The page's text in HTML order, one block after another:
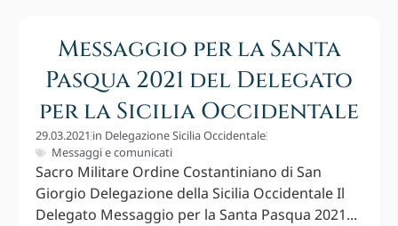
Messaggio per la Santa
Pasqua 2021 del Delegato
per la Sicilia Occidentale
29.03.2021 in Delegazione Sicilia Occidentale
Messaggi e comunicati
Sacro Militare Ordine Costantiniano di San
Giorgio Delegazione della Sicilia Occidentale Il
Delegato Messaggio per la Santa Pasqua 2021...